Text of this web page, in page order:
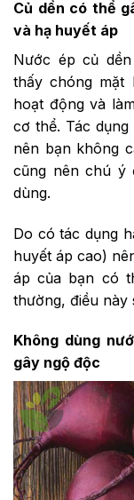
Củ dền có thể
và hạ huyết áp
Nước ép củ
thấy chóng mặt
hoạt động và
cơ thể. Tác
nên bạn không
cũng nên chú ý
dùng.
Do có tác dụng
huyết áp cao)
áp của bạn có
thường, điều này
Không dùng
gây ngộ độc